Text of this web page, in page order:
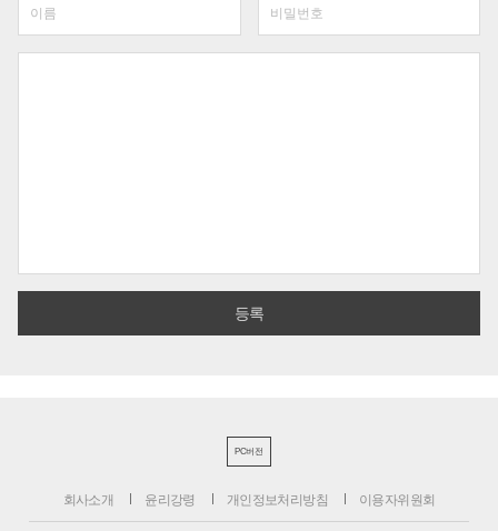
PC버전
회사소개 윤리강령 개인정보처리방침 이용자위원회